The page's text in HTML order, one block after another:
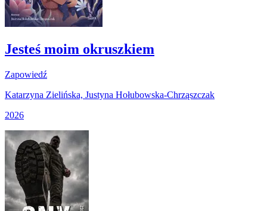
Jesteś moim okruszkiem
Zapowiedź
Katarzyna Zielińska, Justyna Hołubowska-Chrząszczak
2026